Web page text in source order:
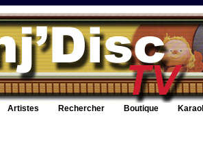
Artistes Rechercher Boutique